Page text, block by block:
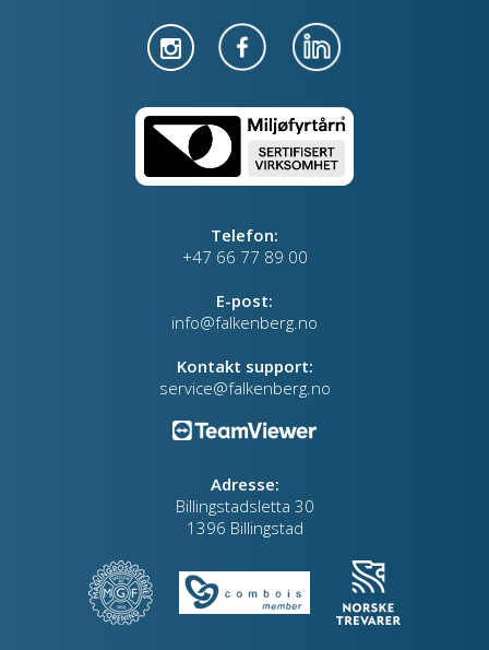
Telefon:
+47 66 77 89 00
E-post:
info@falkenberg.no
Kontakt support:
service@falkenberg.no
Adresse:
Billingstadsletta 30
1396 Billingstad